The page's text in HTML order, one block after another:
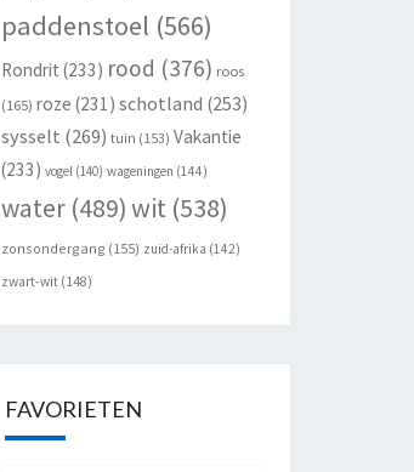
paddenstoel (566)
Rondrit (233) rood (376) roos
(165) roze (231) schotland (253)
sysselt (269) tuin (153) Vakantie
(233) vogel(140) wageningen (144)
water(489)wit (538)
zonsondergang (155) zuid-afrika (142)
zwart-wit(148)
FAVORIETEN